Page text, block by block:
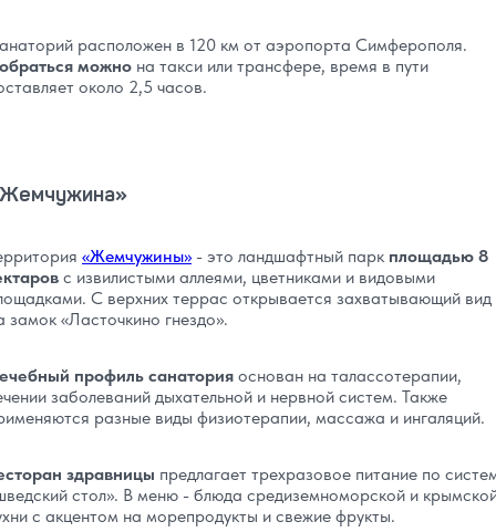
расположен в 120 км от аэропорта Симферополя.
можно на такси или трансфере, время в пути
около 2,5 часов.
«Жемчужины» - это ландшафтный парк площадью 8
с извилистыми аллеями, цветниками и видовыми
С верхних террас открывается захватывающий вид
замок «Ласточкино гнездо».
профиль санатория основан на талассотерапии,
заболеваний дыхательной и нервной систем. Также
разные виды физиотерапии, массажа и ингаляций.
здравницы предлагает трехразовое питание по
стол». В меню - блюда средиземноморской и
с акцентом на морепродукты и свежие фрукты.